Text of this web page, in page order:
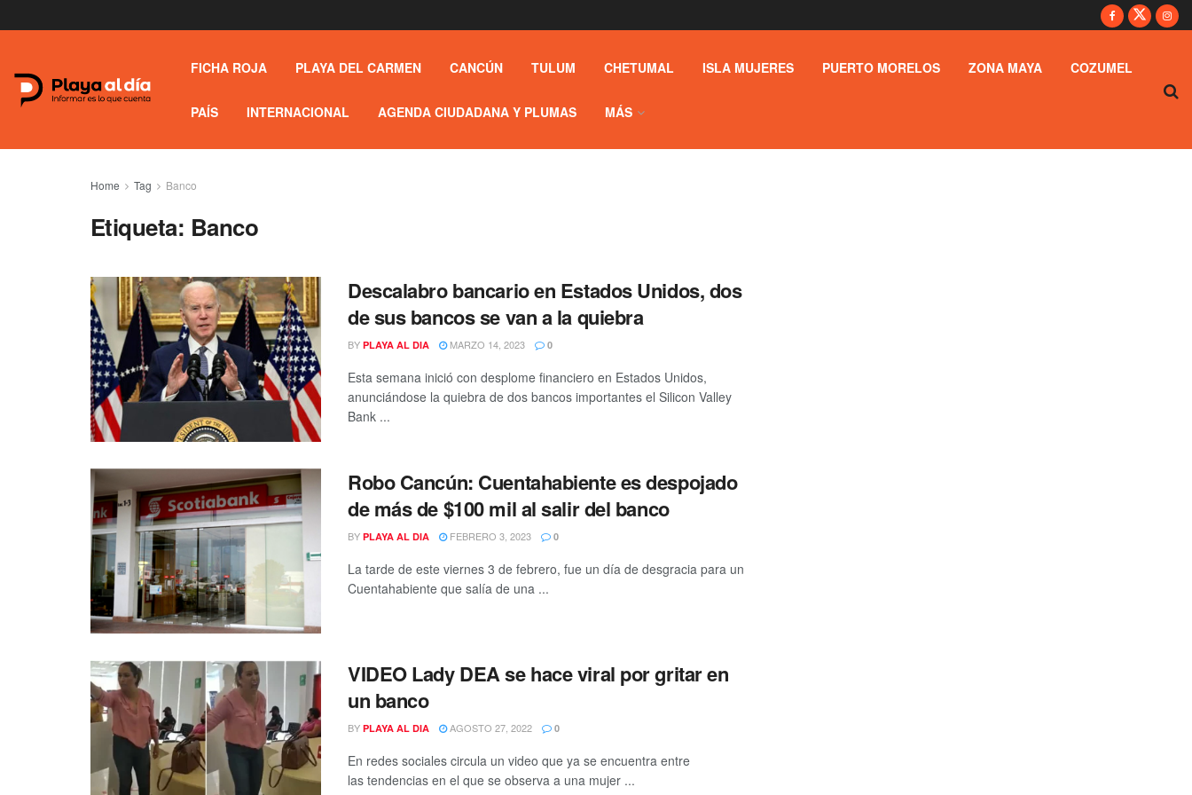
FICHA ROJA PLAYA DEL CARMEN CANCÚN TULUM CHETUMAL ISLA MUJERES PUERTO MORELOS ZONA MAYA COZUMEL
PAÍS INTERNACIONAL AGENDA CIUDADANA Y PLUMAS MÁS
Home Tag Banco
Etiqueta: Banco
Descalabro bancario en Estados Unidos, dos
de sus bancos se van a la quiebra
BY PLAYA AL DIA MARZO 14, 2023 0
Esta semana inició con desplome financiero en Estados Unidos,
anunciándose la quiebra de dos bancos importantes el Silicon Valley
Bank ...
Robo Cancún: Cuentahabiente es despojado
de más de $100 mil al salir del banco
BY PLAYA AL DIA FEBRERO 3, 2023 0
La tarde de este viernes 3 de febrero, fue un día de desgracia para un
Cuentahabiente que salía de una ...
VIDEO Lady DEA se hace viral por gritar en
un banco
BY PLAYA AL DIA AGOSTO 27, 2022 0
En redes sociales circula un video que ya se encuentra entre
las tendencias en el que se observa a una mujer ...